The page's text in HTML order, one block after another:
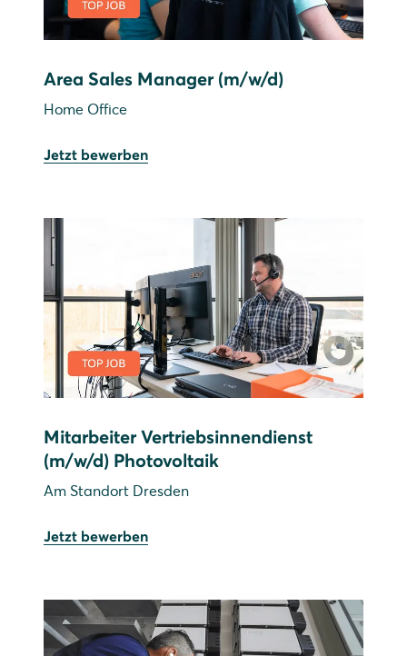
Area Sales Manager (m/w/d)
Home Office
Jetzt bewerben
Mitarbeiter Vertriebsinnendienst
(m/w/d) Photovoltaik
Am Standort Dresden
Jetzt bewerben